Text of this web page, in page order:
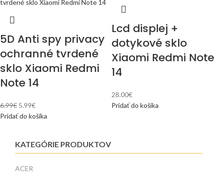
KATEGÓRIE PRODUKTOV
ACER
5D Anti spy privacy
ochranné tvrdené
sklo Xiaomi Redmi
Note 14
6.99€ 5.99€
Pridať do košíka
Lcd displej +
dotykové sklo
Xiaomi Redmi Note
14
28.00€
Pridať do košíka